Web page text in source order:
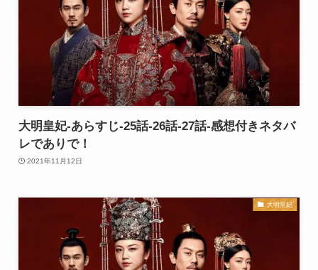
大明皇妃-あらすじ-25話-26話-27話-感想付きネタバ
レでありで！
2021年11月12日
大明皇妃